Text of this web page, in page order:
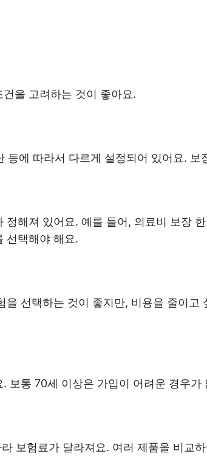
을 고려하는 것이 좋아요.
등에 따라서 다르게 설정되어 있어요.
해져 있어요. 예를 들어, 의료비 보장
선택해야 해요.
선택하는 것이 좋지만, 비용을 줄이
보통 70세 이상은 가입이 어려운 경우가
보험료가 달라져요. 여러 제품을 비교